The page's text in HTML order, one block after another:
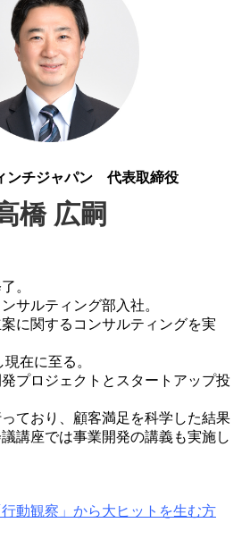
ンチジャパン 代表取締役
橋 広嗣
。
サルティング部入社。
に関するコンサルティングを実
在に至る。
プロジェクトとスタートアップ投
ており、顧客満足を科学した結果
講座では事業開発の講義も実施し
動観察」から大ヒットを生む方